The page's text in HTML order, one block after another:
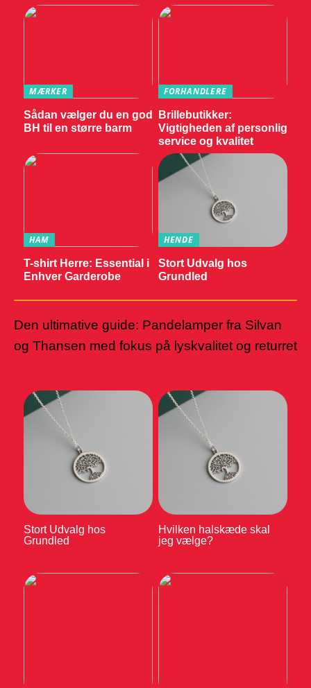
MÆRKER
Sådan vælger du en god
BH til en større barm
FORHANDLERE
Brillebutikker:
Vigtigheden af personlig
service og kvalitet
HAM
T-shirt Herre: Essential i
Enhver Garderobe
HENDE
Stort Udvalg hos
Grundled
Den ultimative guide: Pandelamper fra Silvan
og Thansen med fokus på lyskvalitet og returret
Stort Udvalg hos
Grundled
Hvilken halskæde skal
jeg vælge?